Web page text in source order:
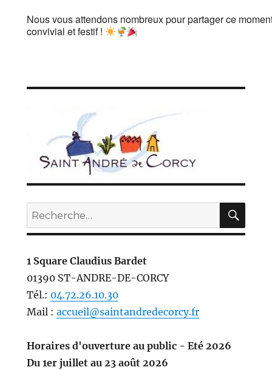
Nous vous attendons nombreux pour partager ce
convivial et festif !
Recherche
pour :
1 Square Claudius Bardet
01390 ST-ANDRE-DE-CORCY
Tél.: 04.72.26.10.30
Mail : accueil@saintandredecorcy.fr
Horaires d'ouverture au public - Eté 2026
Du 1er juillet au 23 août 2026